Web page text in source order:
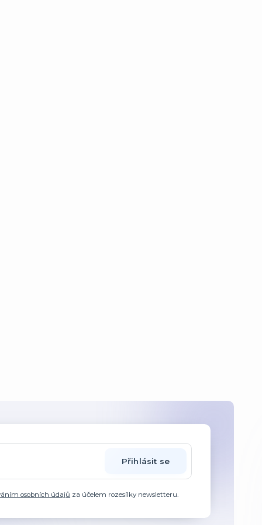
Přihlásit se
osobních údajů za účelem rozesílky newsletteru.